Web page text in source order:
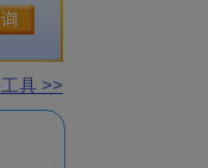
具 >>